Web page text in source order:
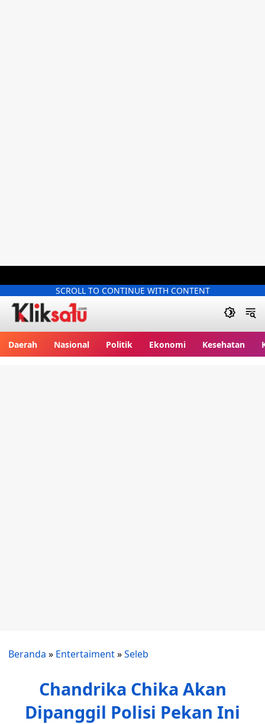
SCROLL TO CONTINUE WITH CONTENT
Daerah Nasional Politik Ekonomi Kesehatan
Beranda » Entertaiment»Seleb
Chandrika Chika Akan
Dipanggil Polisi Pekan Ini